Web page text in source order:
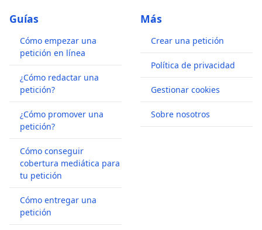
Guías
Cómo empezar una
petición en línea
¿Cómo redactar una
petición?
¿Cómo promover una
petición?
Cómo conseguir
cobertura mediática para
tu petición
Cómo entregar una
petición
Más
Crear una petición
Política de privacidad
Gestionar cookies
Sobre nosotros